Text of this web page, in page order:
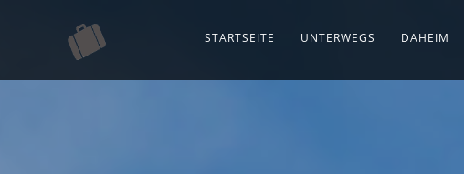
STARTSEITE UNTERWEGS DAHEIM